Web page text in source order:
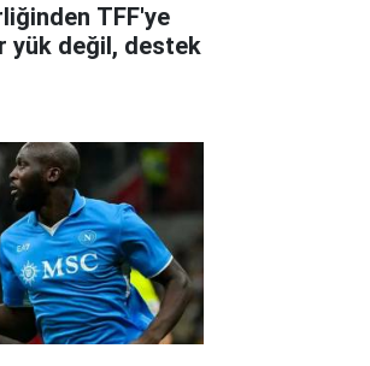
TFF'ye
yük değil, destek